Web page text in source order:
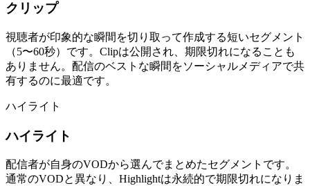
クリップ
視聴者が印象的な瞬間を切り取って作成する短いセグメント
（5〜60秒）です。Clipは公開され、期限切れになることも
ありません。配信のベストな瞬間をソーシャルメディアで共
有するのに最適です。
ハイライト
ハイライト
配信者が自身のVODから選んでまとめたセグメントです。
通常のVODと異なり、Highlightは永続的で期限切れになりま